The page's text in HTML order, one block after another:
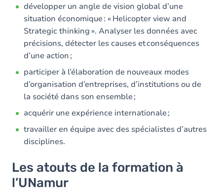
développer un angle de vision global d’une
situation économique : « Helicopter view and
Strategic thinking ». Analyser les données avec
précisions, détecter les causes et conséquences
d’une action ;
participer à l’élaboration de nouveaux modes
d’organisation d’entreprises, d’institutions ou de
la société dans son ensemble ;
acquérir une expérience internationale ;
travailler en équipe avec des spécialistes d’autres
disciplines.
Les atouts de la formation à
l’UNamur